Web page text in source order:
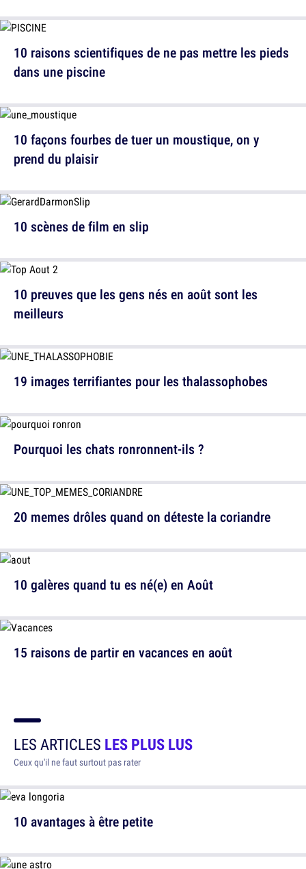
10 façons fourbes de tuer un moustique, on y
prend du plaisir
10 preuves que les gens nés en août sont les
meilleurs
Pourquoi les chats ronronnent-ils ?
10 galères quand tu es né(e) en Août
10 raisons scientifiques de ne pas mettre les pieds
dans une piscine
10 scènes de film en slip
19 images terrifiantes pour les thalassophobes
20 memes drôles quand on déteste la coriandre
15 raisons de partir en vacances en août
LES ARTICLES LES PLUS LUS
Ceux qu'il ne faut surtout pas rater
10 avantages à être petite